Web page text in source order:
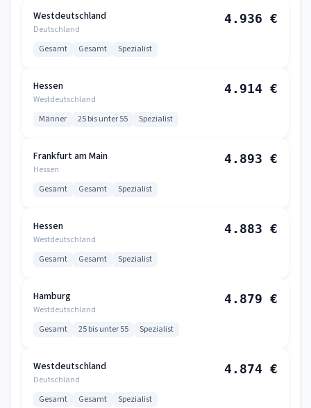
Westdeutschland
Deutschland
4.936 €
Gesamt Gesamt Spezialist
Hessen
Westdeutschland
4.914 €
Männer 25 bis unter 55 Spezialist
Frankfurt am Main
Hessen
4.893 €
Gesamt Gesamt Spezialist
Hessen
Westdeutschland
4.883 €
Gesamt Gesamt Spezialist
Hamburg
Westdeutschland
4.879 €
Gesamt 25 bis unter 55 Spezialist
Westdeutschland
Deutschland
4.874 €
Gesamt Gesamt Spezialist